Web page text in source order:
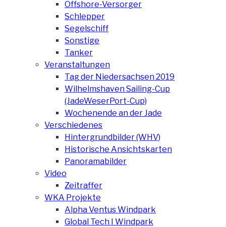
Offshore-Versorger
Schlepper
Segelschiff
Sonstige
Tanker
Veranstaltungen
Tag der Niedersachsen 2019
Wilhelmshaven Sailing-Cup
(JadeWeserPort-Cup)
Wochenende an der Jade
Verschiedenes
Hintergrundbilder (WHV)
Historische Ansichtskarten
Panoramabilder
Video
Zeitraffer
WKA Projekte
Alpha Ventus Windpark
Global Tech I Windpark